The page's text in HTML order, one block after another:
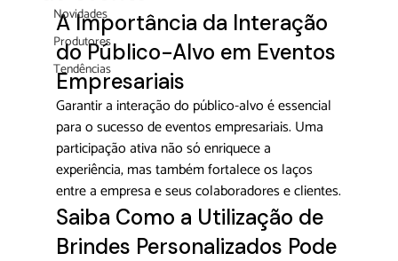
Novidades
Produtores
Tendências
A Importância da Interação
do Público-Alvo em Eventos
Empresariais
Garantir a interação do público-alvo é essencial
para o sucesso de eventos empresariais. Uma
participação ativa não só enriquece a
experiência, mas também fortalece os laços
entre a empresa e seus colaboradores e clientes.
Saiba Como a Utilização de
Brindes Personalizados Pode